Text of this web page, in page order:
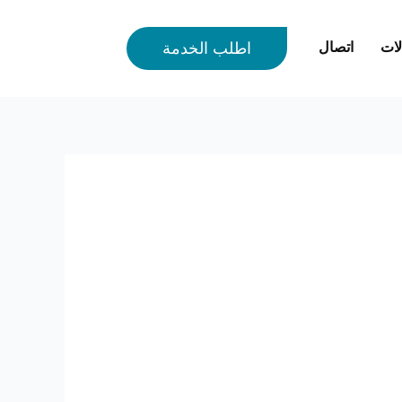
اتصال اطلب الخدمة